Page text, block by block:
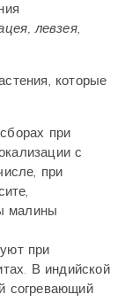
левзея,
которые
при
с
при
малины
при
В индийской
согревающий